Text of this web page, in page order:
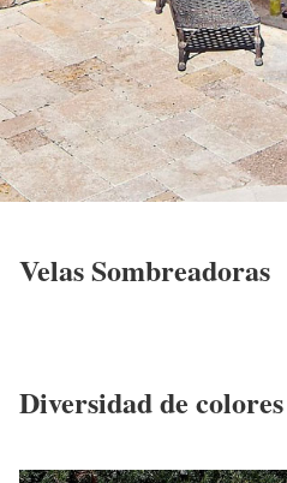
Velas Sombreadoras
Diversidad de